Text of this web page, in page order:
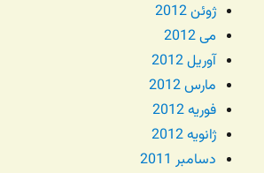
ژوئن 2012
می 2012
آوریل 2012
مارس 2012
فوریه 2012
ژانویه 2012
دسامبر 2011